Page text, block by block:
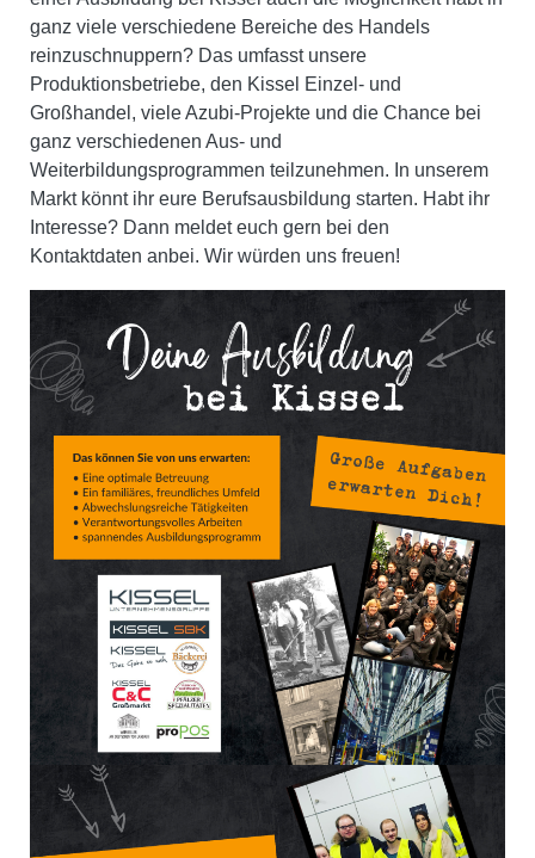
ganz viele verschiedene Bereiche des Handels
reinzuschnuppern? Das umfasst unsere
Produktionsbetriebe, den Kissel Einzel- und
Großhandel, viele Azubi-Projekte und die Chance bei
ganz verschiedenen Aus- und
Weiterbildungsprogrammen teilzunehmen. In unserem
Markt könnt ihr eure Berufsausbildung starten. Habt ihr
Interesse? Dann meldet euch gern bei den
Kontaktdaten anbei. Wir würden uns freuen!